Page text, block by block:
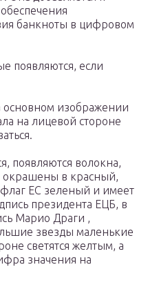
банкноты в цифровом
появляются, если
изображении
на лицевой стороне
появляются волокна,
окрашены в красный,
ЕС зеленый и имеет
президента ЕЦБ, в
Марио Драги ,
звезды маленькие
светятся желтым, а
значения на